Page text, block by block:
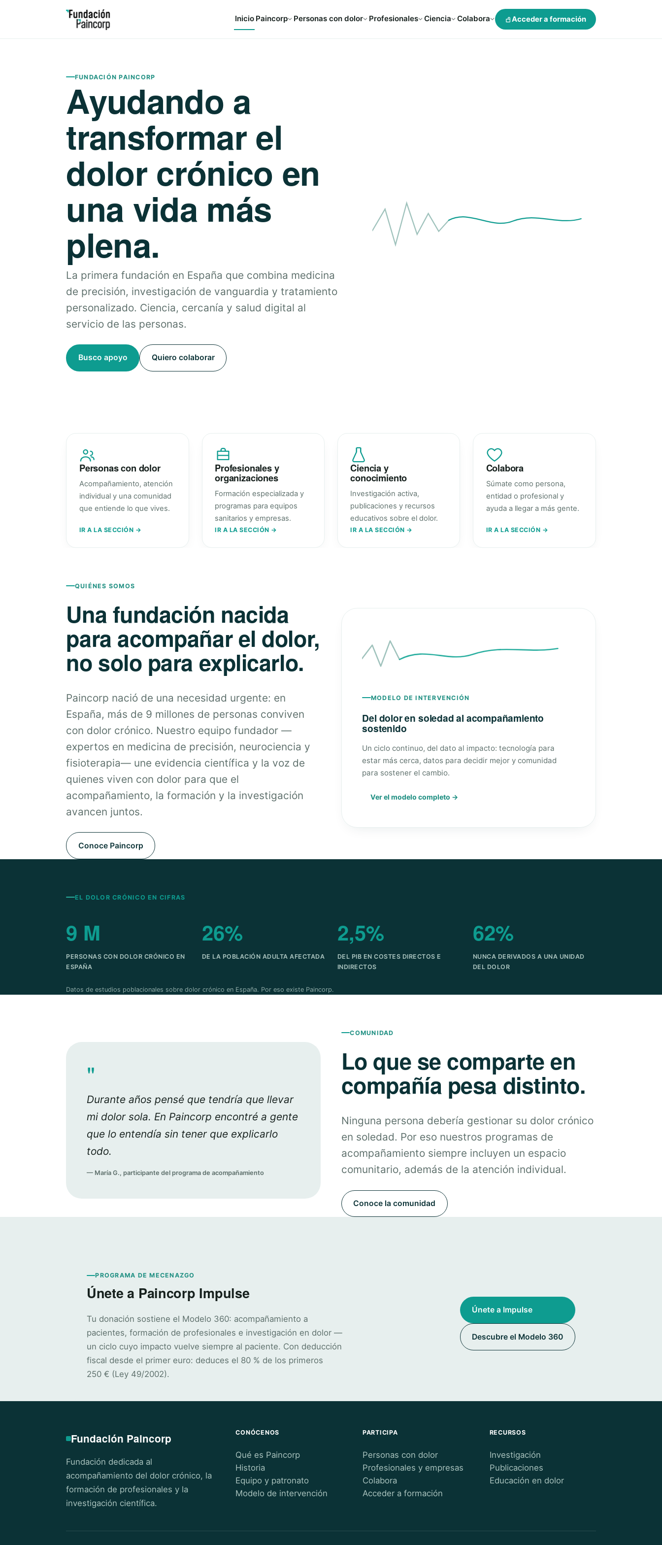
Inicio Paincorp Personas con dolor Profesionales Ciencia Colabora Acceder a formación
FUNDACIÓN PAINCORP
Ayudando a
transformar el
dolor crónico en
una vida más
plena.
La primera fundación en España que combina medicina
de precisión, investigación de vanguardia y tratamiento
personalizado. Ciencia, cercanía y salud digital al
servicio de las personas.
Busco apoyo Quiero colaborar
Personas con dolor
Acompañamiento, atención
individual y una comunidad
que entiende lo que vives.
IR A LA SECCIÓN →
Profesionales y
organizaciones
Formación especializada y
programas para equipos
sanitarios y empresas.
IR A LA SECCIÓN →
Ciencia y
conocimiento
Investigación activa,
publicaciones y recursos
educativos sobre el dolor.
IR A LA SECCIÓN →
Colabora
Súmate como persona,
entidad o profesional y
ayuda a llegar a más gente.
IR A LA SECCIÓN →
QUIÉNES SOMOS
Una fundación nacida
para acompañar el dolor,
no solo para explicarlo.
Paincorp nació de una necesidad urgente: en
España, más de 9 millones de personas conviven
con dolor crónico. Nuestro equipo fundador —
expertos en medicina de precisión, neurociencia y
fisioterapia— une evidencia científica y la voz de
quienes viven con dolor para que el
acompañamiento, la formación y la investigación
avancen juntos.
Conoce Paincorp
MODELO DE INTERVENCIÓN
Del dolor en soledad al acompañamiento
sostenido
Un ciclo continuo, del dato al impacto: tecnología para
estar más cerca, datos para decidir mejor y comunidad
para sostener el cambio.
Ver el modelo completo →
EL DOLOR CRÓNICO EN CIFRAS
9 M
PERSONAS CON DOLOR CRÓNICO EN
ESPAÑA
26%
DE LA POBLACIÓN ADULTA AFECTADA
2,5%
DEL PIB EN COSTES DIRECTOS E
INDIRECTOS
62%
NUNCA DERIVADOS A UNA UNIDAD
DEL DOLOR
Datos de estudios poblacionales sobre dolor crónico en España. Por eso existe Paincorp.
"
Durante años pensé que tendría que llevar
mi dolor sola. En Paincorp encontré a gente
que lo entendía sin tener que explicarlo
todo.
— María G., participante del programa de acompañamiento
COMUNIDAD
Lo que se comparte en
compañía pesa distinto.
Ninguna persona debería gestionar su dolor crónico
en soledad. Por eso nuestros programas de
acompañamiento siempre incluyen un espacio
comunitario, además de la atención individual.
Conoce la comunidad
PROGRAMA DE MECENAZGO
Únete a Paincorp Impulse
Tu donación sostiene el Modelo 360: acompañamiento a
pacientes, formación de profesionales e investigación en dolor —
un ciclo cuyo impacto vuelve siempre al paciente. Con deducción
fiscal desde el primer euro: deduces el 80 % de los primeros
250 € (Ley 49/2002).
Únete a Impulse
Descubre el Modelo 360
Fundación Paincorp
Fundación dedicada al
acompañamiento del dolor crónico, la
formación de profesionales y la
investigación científica.
CONÓCENOS
Qué es Paincorp
Historia
Equipo y patronato
Modelo de intervención
PARTICIPA
Personas con dolor
Profesionales y empresas
Colabora
Acceder a formación
RECURSOS
Investigación
Publicaciones
Educación en dolor